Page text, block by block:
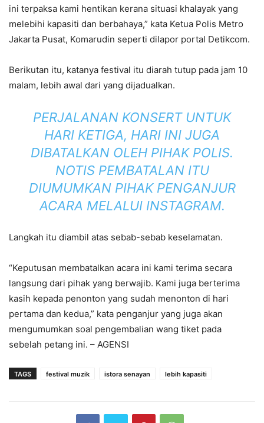
ini terpaksa kami hentikan kerana situasi khalayak yang
melebihi kapasiti dan berbahaya,” kata Ketua Polis Metro
Jakarta Pusat, Komarudin seperti dilapor portal Detikcom.
Berikutan itu, katanya festival itu diarah tutup pada jam 10
malam, lebih awal dari yang dijadualkan.
PERJALANAN KONSERT UNTUK
HARI KETIGA, HARI INI JUGA
DIBATALKAN OLEH PIHAK POLIS.
NOTIS PEMBATALAN ITU
DIUMUMKAN PIHAK PENGANJUR
ACARA MELALUI INSTAGRAM.
Langkah itu diambil atas sebab-sebab keselamatan.
“Keputusan membatalkan acara ini kami terima secara
langsung dari pihak yang berwajib. Kami juga berterima
kasih kepada penonton yang sudah menonton di hari
pertama dan kedua,” kata penganjur yang juga akan
mengumumkan soal pengembalian wang tiket pada
sebelah petang ini. – AGENSI
TAGS festival muzik istora senayan lebih kapasiti